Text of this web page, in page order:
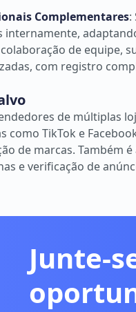
Complementares:
internamente,
de equipe,
com registro
de múltiplas
como TikTok e
de marcas. Também
e verificação de
Junte-